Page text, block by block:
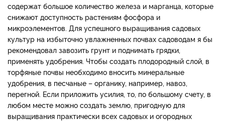
содержат большое количество железа и марганца, которые
снижают доступность растениям фосфора и
микроэлементов. Для успешного выращивания садовых
культур на избыточно увлажненных почвах садоводам я бы
рекомендовал завозить грунт и поднимать грядки,
применять удобрения. Чтобы создать плодородный слой, в
торфяные почвы необходимо вносить минеральные
удобрения, в песчаные – органику, например, навоз,
перегной. Если приложить усилия, то, по большому счету, в
любом месте можно создать землю, пригодную для
выращивания практически всех садовых и огородных